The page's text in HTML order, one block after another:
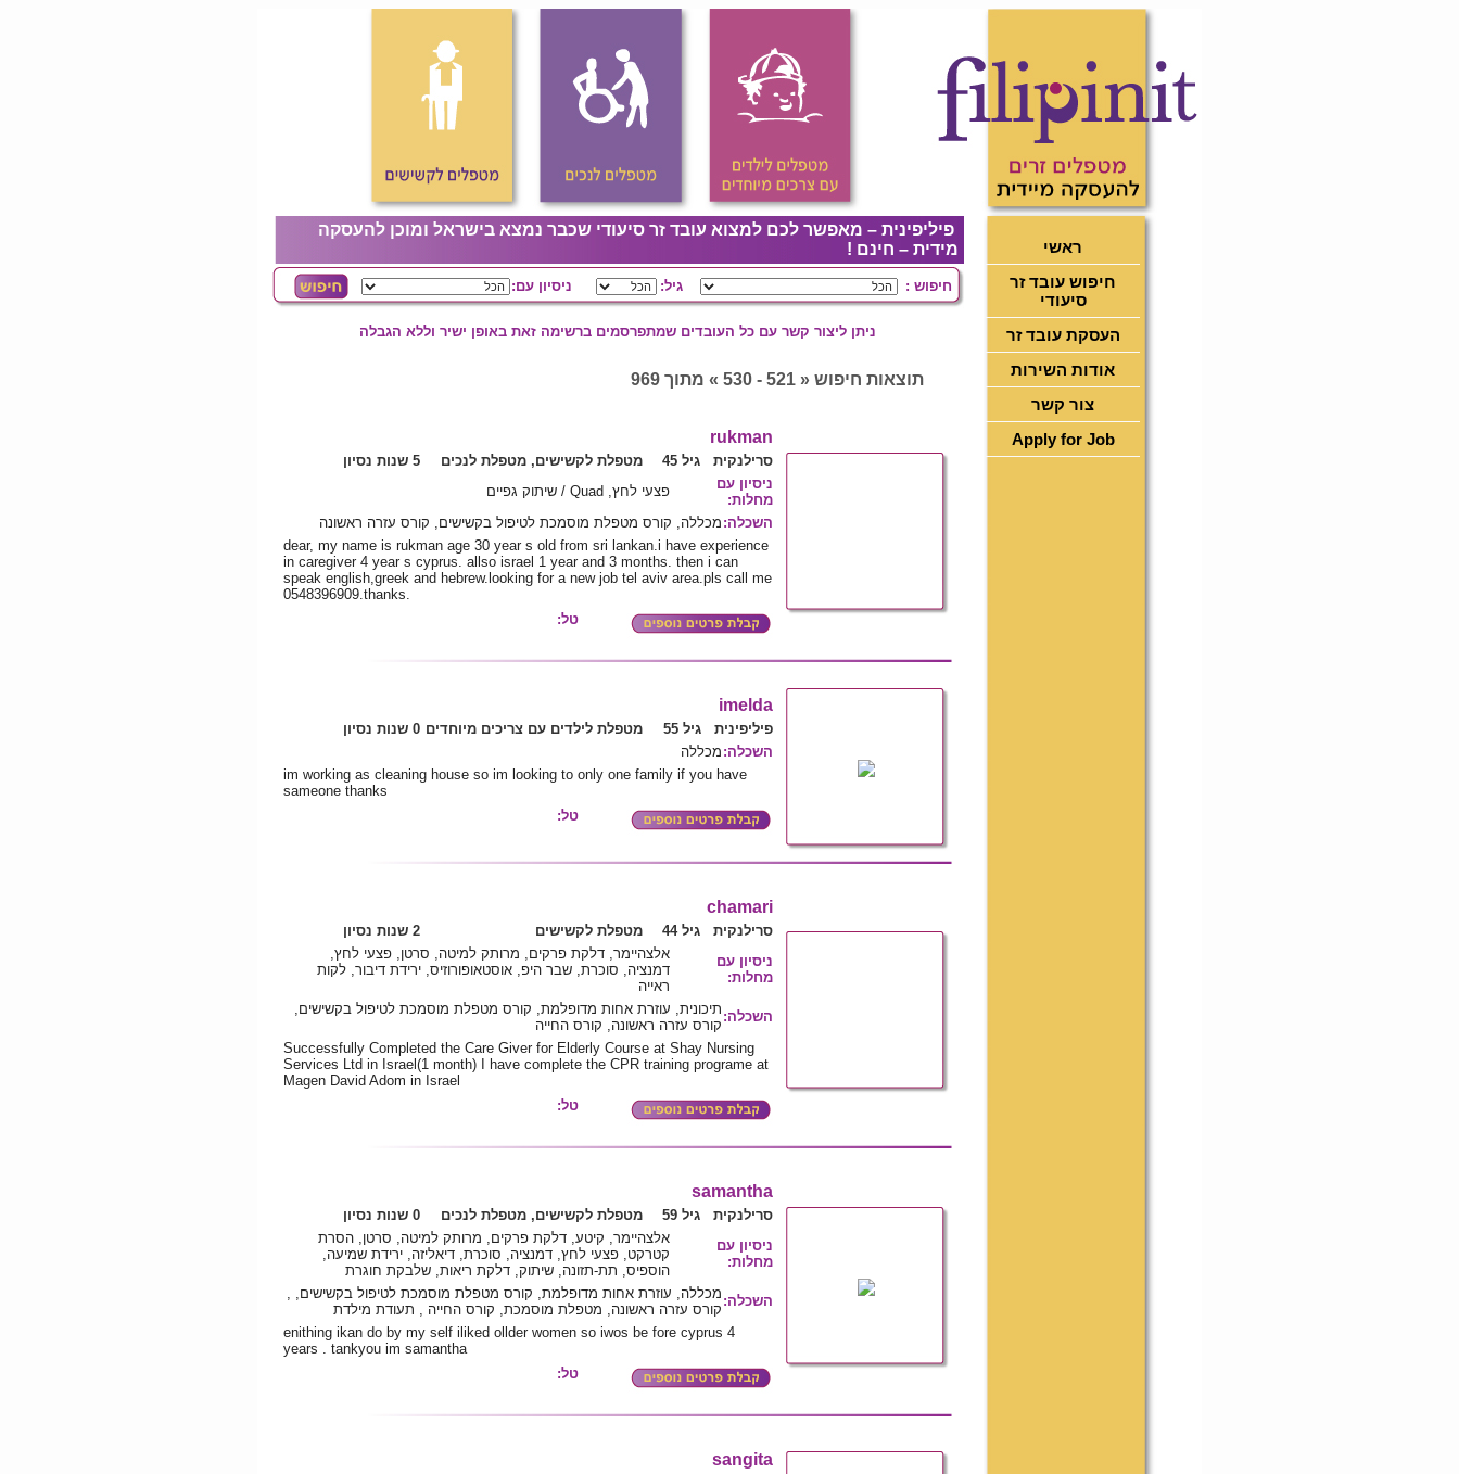
ראשי
חיפוש עובד זר
סיעודי
העסקת עובד זר
אודות השירות
צור קשר
Apply for Job
פיליפינית – מאפשר לכם למצוא עובד זר סיעודי שכבר נמצא בישראל ומוכן להעסקה
מידית – חינם !
חיפוש : גיל: ניסיון עם:
ניתן ליצור קשר עם כל העובדים שמתפרסמים ברשימה זאת באופן ישיר וללא הגבלה
תוצאות חיפוש « 521 - 530 » מתוך 969
rukman
סרילנקית גיל 45 מטפלת לקשישים, מטפלת לנכים
5 שנות נסיון
ניסיון עם
מחלות:
פצעי לחץ, Quad / שיתוק גפיים
השכלה: מכללה, קורס מטפלת מוסמכת לטיפול בקשישים, קורס עזרה ראשונה
dear, my name is rukman age 30 year s old from sri lankan.i have experience
in caregiver 4 year s cyprus. allso israel 1 year and 3 months. then i can
speak english,greek and hebrew.looking for a new job tel aviv area.pls call me
0548396909.thanks.
טל:
imelda
פיליפינית גיל 55 מטפלת לילדים עם צריכים מיוחדים 0 שנות נסיון
השכלה: מכללה
im working as cleaning house so im looking to only one family if you have
sameone thanks
טל:
chamari
סרילנקית גיל 44 מטפלת לקשישים
2 שנות נסיון
ניסיון עם
מחלות:
אלצהיימר, דלקת פרקים, מרותק למיטה, סרטן, פצעי לחץ,
דמנציה, סוכרת, שבר היפ, אוסטאופורוזיס, ירידת דיבור, לקות
ראייה
השכלה: תיכונית, עוזרת אחות מדופלמת, קורס מטפלת מוסמכת לטיפול בקשישים,
קורס עזרה ראשונה, קורס החייה
Successfully Completed the Care Giver for Elderly Course at Shay Nursing
Services Ltd in Israel(1 month) I have complete the CPR training programe at
Magen David Adom in Israel
טל:
samantha
סרילנקית גיל 59 מטפלת לקשישים, מטפלת לנכים
0 שנות נסיון
ניסיון עם
מחלות:
אלצהיימר, קיטע, דלקת פרקים, מרותק למיטה, סרטן, הסרת
קטרקט, פצעי לחץ, דמנציה, סוכרת, דיאליזה, ירידת שמיעה,
הוספיס, תת-תזונה, שיתוק, דלקת ריאות, שלבקת חוגרת
השכלה: מכללה, עוזרת אחות מדופלמת, קורס מטפלת מוסמכת לטיפול בקשישים, ,
קורס עזרה ראשונה, מטפלת מוסמכת, קורס החייה , תעודת מילדת
enithing ikan do by my self iliked ollder women so iwos be fore cyprus 4
years . tankyou im samantha
טל:
sangita